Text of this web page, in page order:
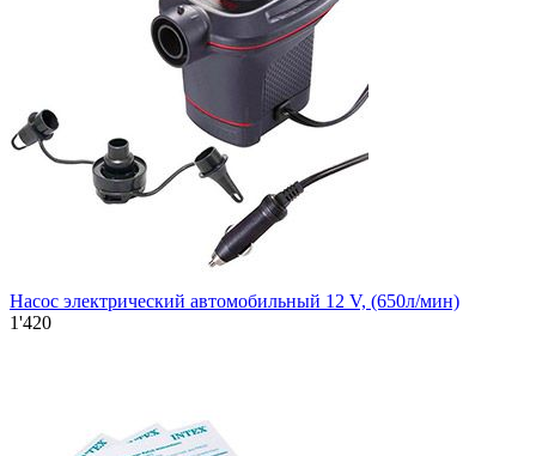
Насос электрический автомобильный 12 V, (650л/мин)
1'420